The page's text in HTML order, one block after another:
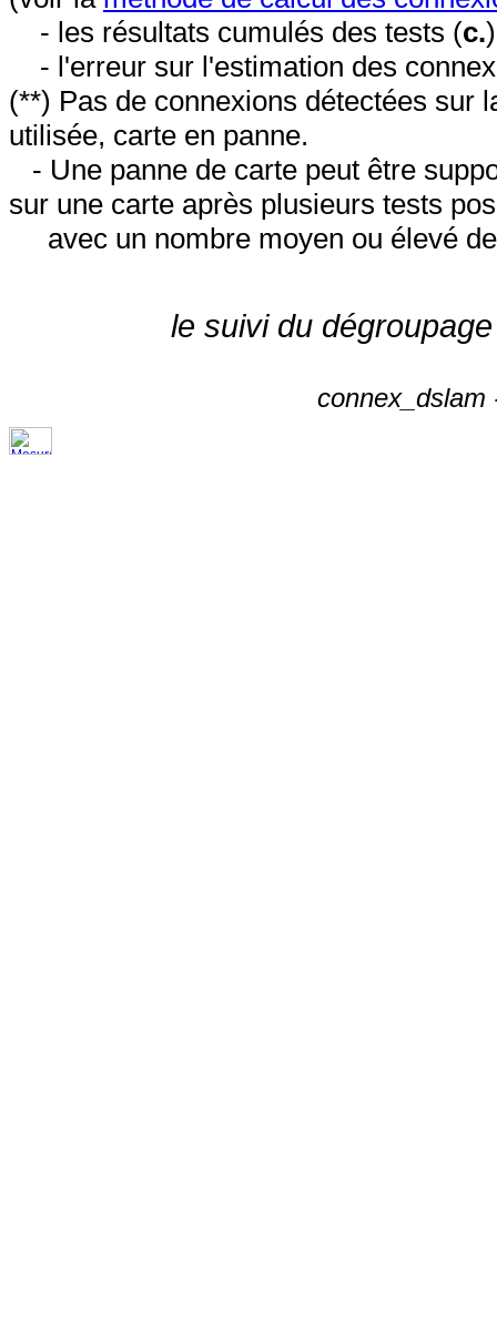
- les résultats cumulés des tests (c.
- l'erreur sur l'estimation des
(**) Pas de connexions détectées sur
utilisée, carte en panne.
- Une panne de carte peut être
sur une carte après plusieurs tests
avec un nombre moyen ou élevé
le suivi du
connex_dslam